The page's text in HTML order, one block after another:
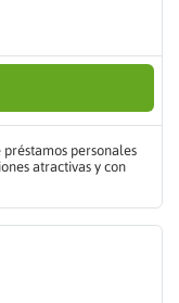
personales
atractivas y con